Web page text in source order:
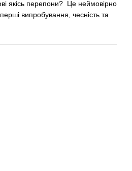
якісь перепони? Це неймовірно
випробування, чесність та